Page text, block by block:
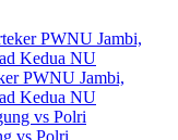
PWNU Jambi,
Kedua NU
vs Polri